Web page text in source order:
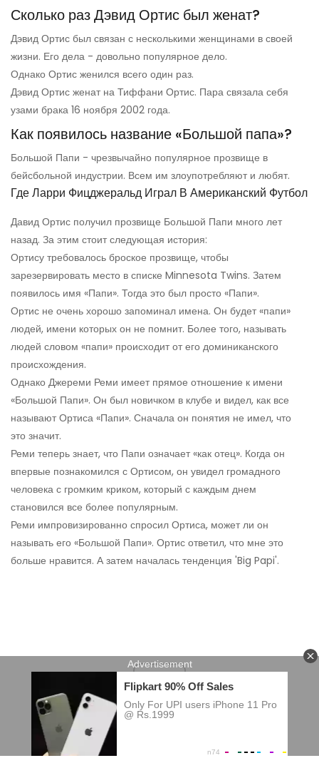
Сколько раз Дэвид Ортис был женат?
Дэвид Ортис был связан с несколькими женщинами в своей
жизни. Его дела - довольно популярное дело.
Однако Ортис женился всего один раз.
Дэвид Ортис женат на Тиффани Ортис. Пара связала себя
узами брака 16 ноября 2002 года.
Как появилось название «Большой папа»?
Большой Папи - чрезвычайно популярное прозвище в
бейсбольной индустрии. Всем им злоупотребляют и любят.
Где Ларри Фицджеральд Играл В Американский Футбол
Давид Ортис получил прозвище Большой Папи много лет
назад. За этим стоит следующая история:
Ортису требовалось броское прозвище, чтобы
зарезервировать место в списке Minnesota Twins. Затем
появилось имя «Папи». Тогда это был просто «Папи».
Ортис не очень хорошо запоминал имена. Он будет «папи»
людей, имени которых он не помнит. Более того, называть
людей словом «папи» происходит от его доминиканского
происхождения.
Однако Джереми Реми имеет прямое отношение к имени
«Большой Папи». Он был новичком в клубе и видел, как все
называют Ортиса «Папи». Сначала он понятия не имел, что
это значит.
Реми теперь знает, что Папи означает «как отец». Когда он
впервые познакомился с Ортисом, он увидел громадного
человека с громким криком, который с каждым днем ​​
становился все более популярным.
Реми импровизированно спросил Ортиса, может ли он
называть его «Большой Папи». Ортис ответил, что мне это
больше нравится. А затем началась тенденция 'Big Papi'.
ad